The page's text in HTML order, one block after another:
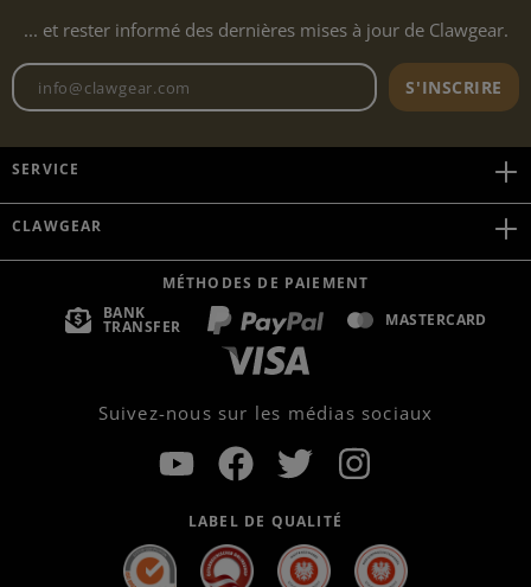
... et rester informé des dernières mises à jour de Clawgear.
Adresse e-mail de laS'INSCRIRE
SERVICE
CLAWGEAR
MÉTHODES DE PAIEMENT
BANK
TRANSFER MASTERCARD
Suivez-nous sur les médias sociaux
LABEL DE QUALITÉ